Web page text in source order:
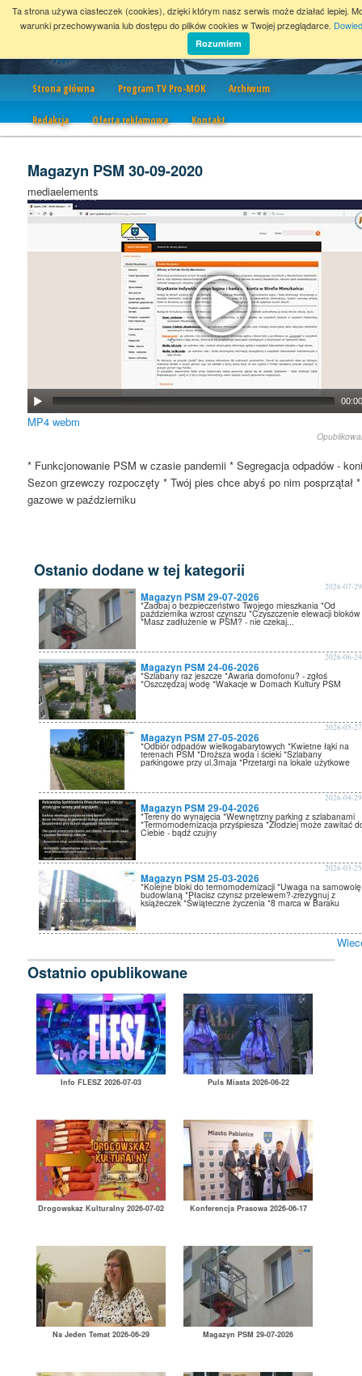
Strona główna Program TV Pro-MOK Archiwum
Redakcja Oferta reklamowa Kontakt
Magazyn PSM 30-09-2020
mediaelements
MP4 webm
* Funkcjonowanie PSM w czasie pandemii * Segregacja odpadów -
Sezon grzewczy rozpoczęty * Twój pies chce abyś po nim posprzątał
gazowe w październiku
Ostanio dodane w tej kategorii
Magazyn PSM 29-07-2026
2026-07-29
*Zadbaj o bezpieczeństwo Twojego mieszkania *Od
października wzrost czynszu *Czyszczenie elewacji bloków
*Masz zadłużenie w PSM? - nie czekaj...
Magazyn PSM 24-06-2026
2026-06-24
*Szlabany raz jeszcze *Awaria domofonu? - zgłoś
*Oszczędzaj wodę *Wakacje w Domach Kultury PSM
Magazyn PSM 27-05-2026
2026-05-27
*Odbiór odpadów wielkogabarytowych *Kwietne łąki na
terenach PSM *Droższa woda i ścieki *Szlabany
parkingowe przy ul.3maja *Przetargi na lokale użytkowe
Magazyn PSM 29-04-2026
2026-04-29
*Tereny do wynajęcia *Wewnętrzny parking z szlabanami
*Termomodernizacja przyśpiesza *Złodziej może zawitać
Ciebie - bądź czujny
Magazyn PSM 25-03-2026
2026-03-25
*Kolejne bloki do termomodernizacji *Uwaga na samowolę
budowlaną *Płacisz czynsz przelewem?-zrezygnuj z
książeczek *Świąteczne życzenia *8 marca w Baraku
Ostatnio opublikowane
Info FLESZ 2026-07-03 Puls Miasta 2026-06-22
Drogowskaz Kulturalny 2026-07-02 Konferencja Prasowa 2026-06-17
Na Jeden Temat 2026-06-29 Magazyn PSM 29-07-2026
Ta strona używa ciasteczek (cookies), dzięki którym nasz serwis może działać lepiej.
warunki przechowywania lub dostępu do plików cookies w Twojej przeglądarce.
Rozumiem